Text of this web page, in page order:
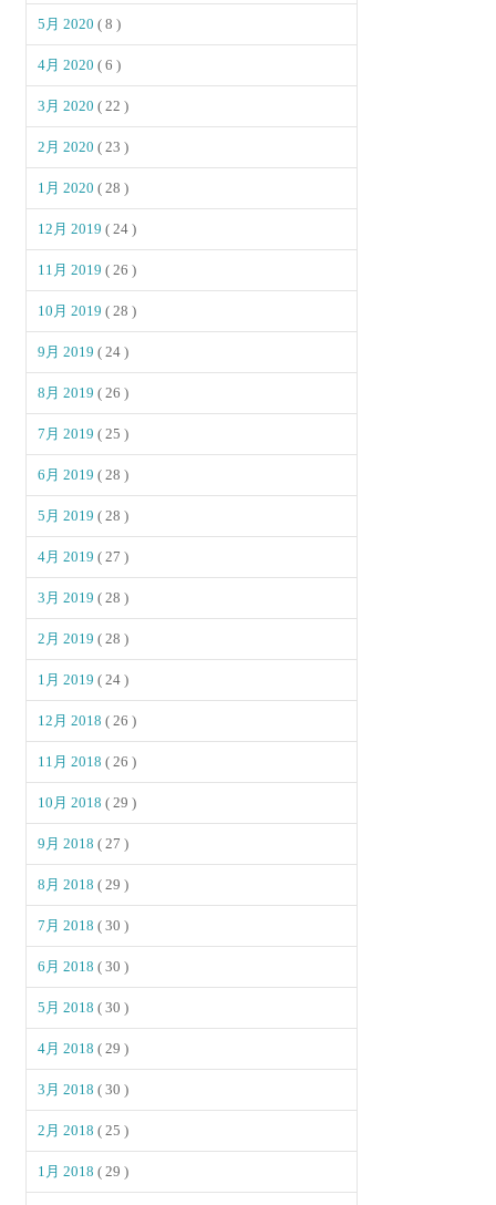
5月 2020( 8 )
4月 2020( 6 )
3月 2020( 22 )
2月 2020( 23 )
1月 2020( 28 )
12月 2019( 24 )
11月 2019( 26 )
10月 2019( 28 )
9月 2019( 24 )
8月 2019( 26 )
7月 2019( 25 )
6月 2019( 28 )
5月 2019( 28 )
4月 2019( 27 )
3月 2019( 28 )
2月 2019( 28 )
1月 2019( 24 )
12月 2018( 26 )
11月 2018( 26 )
10月 2018( 29 )
9月 2018( 27 )
8月 2018( 29 )
7月 2018( 30 )
6月 2018( 30 )
5月 2018( 30 )
4月 2018( 29 )
3月 2018( 30 )
2月 2018( 25 )
1月 2018( 29 )